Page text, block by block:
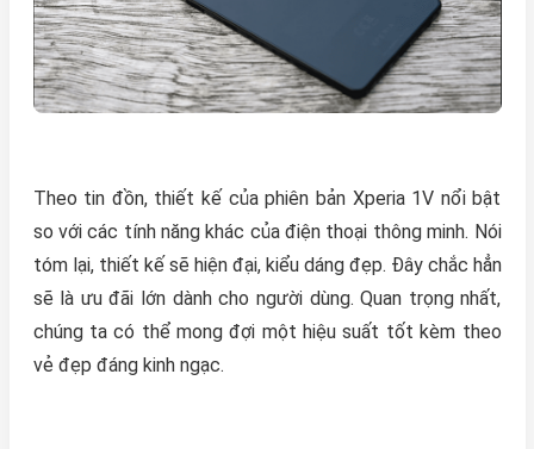
Theo tin đồn, thiết kế của phiên bản Xperia 1V nổi bật
so với các tính năng khác của điện thoại thông minh. Nói
tóm lại, thiết kế sẽ hiện đại, kiểu dáng đẹp. Đây chắc hẳn
sẽ là ưu đãi lớn dành cho người dùng. Quan trọng nhất,
chúng ta có thể mong đợi một hiệu suất tốt kèm theo
vẻ đẹp đáng kinh ngạc.